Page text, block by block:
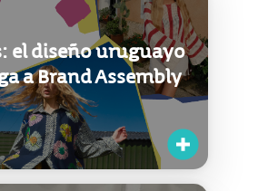
Ordenar por
el diseño uruguayo
a Brand Assembly